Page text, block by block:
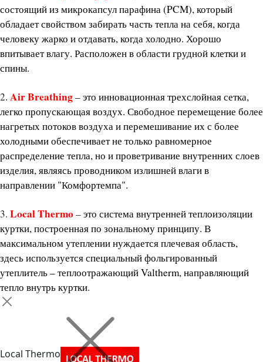
состоящий из микрокапсул парафина (PCM), который
обладает свойством забирать часть тепла на себя, когда
человеку жарко и отдавать, когда холодно. Хорошо
впитывает влагу. Расположен в области грудной клетки и
спины.
2. Air Breathing–это инновационная трехслойная сетка,
легко пропускающая воздух. Свободное перемещение более
нагретых потоков воздуха и перемешивание их с более
холодными обеспечивает не только равномерное
распределение тепла, но и проветривание внутренних слоев
изделия, являясь проводником излишней влаги в
направлении "Комфортемпа".
3. Local Thermo–это система внутренней теплоизоляции
куртки, построенная по зональному принципу. В
максимальном утеплении нуждается плечевая область,
здесь используется специальный фольгированный
утеплитель – теплоотражающий Valtherm, направляющий
тепло внутрь куртки.
Local Thermo